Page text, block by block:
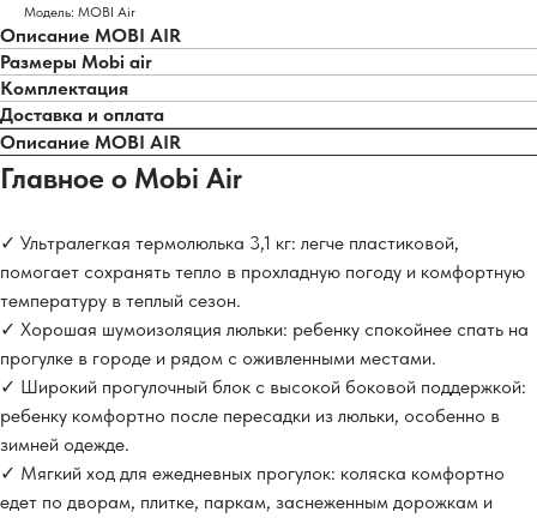
Модель: MOBI Air
Описание MOBI AIR
Размеры Mobi air
Комплектация
Доставка и оплата
Описание MOBI AIR
Главное о Mobi Air
✓ Ультралегкая термолюлька 3,1 кг: легче пластиковой,
помогает сохранять тепло в прохладную погоду и комфортную
температуру в теплый сезон.
✓ Хорошая шумоизоляция люльки: ребенку спокойнее спать на
прогулке в городе и рядом с оживленными местами.
✓ Широкий прогулочный блок с высокой боковой поддержкой:
ребенку комфортно после пересадки из люльки, особенно в
зимней одежде.
✓ Мягкий ход для ежедневных прогулок: коляска комфортно
едет по дворам, плитке, паркам, заснеженным дорожкам и